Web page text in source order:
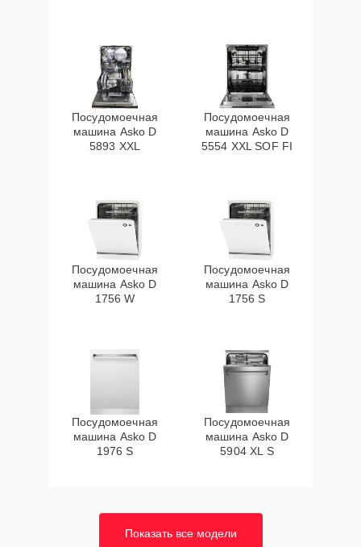
Посудомоечная
машина Asko D
5893 XXL
Посудомоечная
машина Asko D
5554 XXL SOF FI
Посудомоечная
машина Asko D
1756 W
Посудомоечная
машина Asko D
1756 S
Посудомоечная
машина Asko D
1976 S
Посудомоечная
машина Asko D
5904 XL S
Показать все модели